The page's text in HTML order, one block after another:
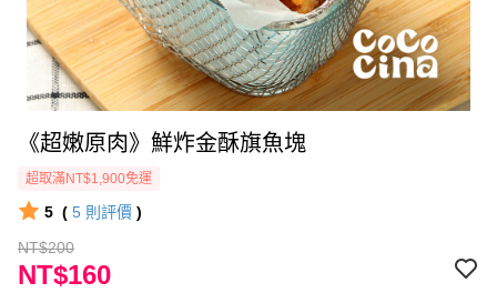
《超嫩原肉》鮮炸金酥旗魚塊
超取滿NT$1,900免運
5 ( 5 則評價 )
NT$200
NT$160